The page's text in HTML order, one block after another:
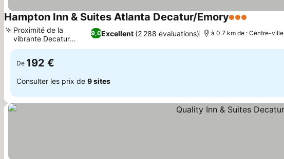
Hampton Inn & Suites Atlanta Decatur/Emory3 Étoiles
9,0Excellent (2 288 évaluations)
Proximité de la
vibrante Decatur
Square
à 0.7 km de : Centre-ville
De 192 €
Consulter les prix de 9 sites